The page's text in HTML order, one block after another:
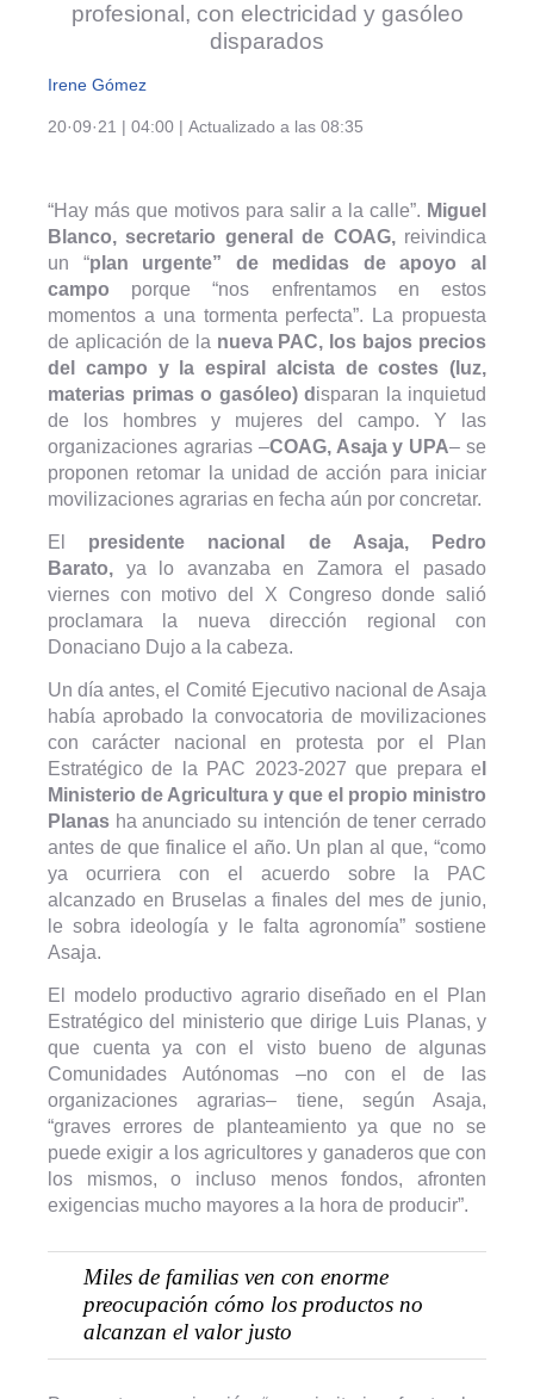
profesional, con electricidad y gasóleo
disparados
Irene Gómez
20·09·21 | 04:00 | Actualizado a las 08:35
“Hay más que motivos para salir a la calle”. Miguel
Blanco, secretario general de COAG,reivindica
un “plan urgente” de medidas de apoyo al
campo porque “nos enfrentamos en estos
momentos a una tormenta perfecta”. La propuesta
de aplicación de la nueva PAC, los bajos precios
del campo y la espiral alcista de costes (luz,
materias primas o gasóleo) d isparan la inquietud
de los hombres y mujeres del campo. Y las
organizaciones agrarias –COAG, Asaja y UPA– se
proponen retomar la unidad de acción para iniciar
movilizaciones agrarias en fecha aún por concretar.
El
presidente nacional de Asaja, Pedro
Barato, ya lo avanzaba en Zamora el pasado
viernes con motivo del X Congreso donde salió
proclamara la nueva dirección regional con
Donaciano Dujo a la cabeza.
Un día antes, el Comité Ejecutivo nacional de Asaja
había aprobado la convocatoria de movilizaciones
con carácter nacional en protesta por el Plan
Estratégico de la PAC 2023-2027 que prepara e
Ministerio de Agricultura y que el propio ministro
Planas ha anunciado su intención de tener cerrado
antes de que finalice el año. Un plan al que, “como
ya ocurriera con el acuerdo sobre la PAC
alcanzado en Bruselas a finales del mes de junio,
le sobra ideología y le falta agronomía” sostiene
Asaja.
El modelo productivo agrario diseñado en el Plan
Estratégico del ministerio que dirige Luis Planas, y
que cuenta ya con el visto bueno de algunas
Comunidades Autónomas –no con el de las
organizaciones agrarias– tiene, según Asaja,
“graves errores de planteamiento ya que no se
puede exigir a los agricultores y ganaderos que con
los mismos, o incluso menos fondos, afronten
exigencias mucho mayores a la hora de producir”.
Miles de familias ven con enorme
preocupación cómo los productos no
alcanzan el valor justo